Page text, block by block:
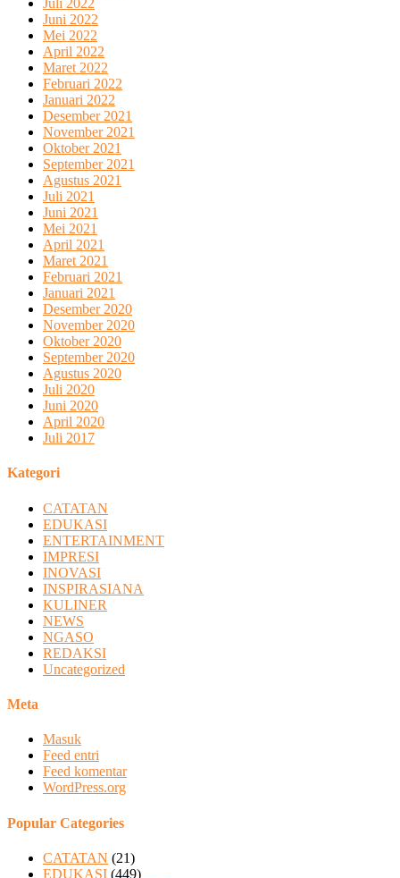
Juli 2022
Juni 2022
Mei 2022
April 2022
Maret 2022
Februari 2022
Januari 2022
Desember 2021
November 2021
Oktober 2021
September 2021
Agustus 2021
Juli 2021
Juni 2021
Mei 2021
April 2021
Maret 2021
Februari 2021
Januari 2021
Desember 2020
November 2020
Oktober 2020
September 2020
Agustus 2020
Juli 2020
Juni 2020
April 2020
Juli 2017
Kategori
CATATAN
EDUKASI
ENTERTAINMENT
IMPRESI
INOVASI
INSPIRASIANA
KULINER
NEWS
NGASO
REDAKSI
Uncategorized
Meta
Masuk
Feed entri
Feed komentar
WordPress.org
Popular Categories
CATATAN (21)
EDUKASI (449)